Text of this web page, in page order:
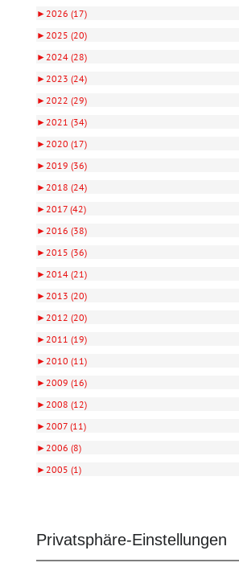
► 2026 (17)
► 2025 (20)
► 2024 (28)
► 2023 (24)
► 2022 (29)
► 2021 (34)
► 2020 (17)
► 2019 (36)
► 2018 (24)
► 2017 (42)
► 2016 (38)
► 2015 (36)
► 2014 (21)
► 2013 (20)
► 2012 (20)
► 2011 (19)
► 2010 (11)
► 2009 (16)
► 2008 (12)
► 2007 (11)
► 2006 (8)
► 2005 (1)
Privatsphäre-Einstellungen